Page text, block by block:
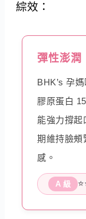
綜效：
彈性澎潤
BHK’s 孕
膠原蛋白
能強力撐起
期維持臉頰
感。
A 級